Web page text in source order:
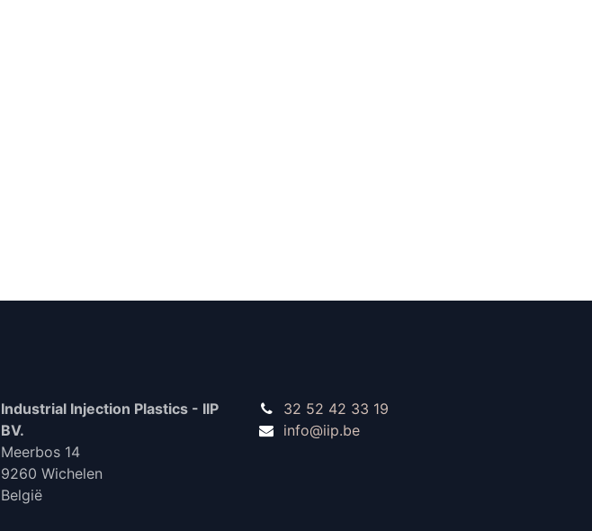
Industrial Injection Plastics - IIP
BV.
Meerbos 14
9260 Wichelen
België
32 52 42 33 19
info@iip.be